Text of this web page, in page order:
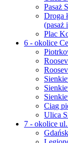
Pasaż
Droga
(pasaż
Plac
6 - okolice
Ciąg
Ulica
7 - okolice